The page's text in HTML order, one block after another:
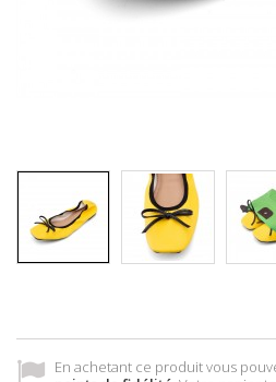
En achetant ce produit vous